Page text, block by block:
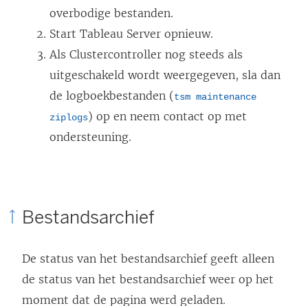
overbodige bestanden.
Start Tableau Server opnieuw.
Als Clustercontroller nog steeds als
uitgeschakeld wordt weergegeven, sla dan
de logboekbestanden (tsm maintenance
ziplogs) op en neem contact op met
ondersteuning.
Bestandsarchief
De status van het bestandsarchief geeft alleen
de status van het bestandsarchief weer op het
moment dat de pagina werd geladen.